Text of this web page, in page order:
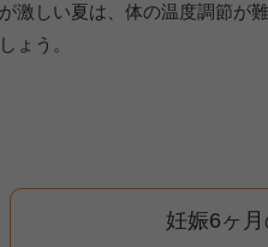
激しい夏は、体の温度調節が
ょう。
妊娠6ヶ